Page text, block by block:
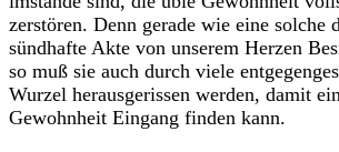
zerstören. Denn gerade wie eine solche
sündhafte Akte von unserem Herzen
so muß sie auch durch viele
Wurzel herausgerissen werden, damit
Gewohnheit Eingang finden kann.